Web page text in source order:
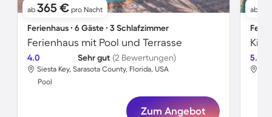
ab 365 € pro Nacht
Ferienhaus ∙ 6 Gäste ∙ 3 Schlafzimmer
Ferienhaus mit Pool und Terrasse
4.0 Sehr gut (2 Bewertungen)
Siesta Key, Sarasota County, Florida, USA
Pool
Zum Angebot
ab
5.0